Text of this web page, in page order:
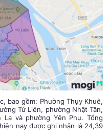
bao gồm: Phường Thụy Khuê,
Tứ Liên, phường Nhật Tân,
La và phường Yên Phụ. Tổng
nay được ghi nhận là 24,39